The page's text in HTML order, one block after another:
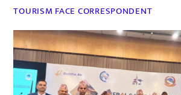
TOURISM FACE CORRESPONDENT